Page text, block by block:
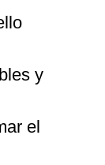
y
el